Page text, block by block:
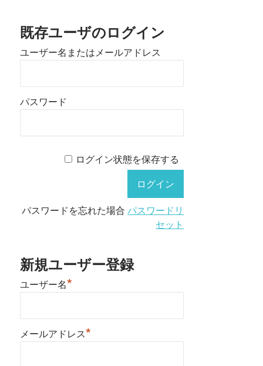
既存ユーザのログイン
ユーザー名またはメールアドレス
パスワード
ログイン状態を保存する
パスワードを忘れた場合パスワードリ
セット
新規ユーザー登録
ユーザー名*
メールアドレス*